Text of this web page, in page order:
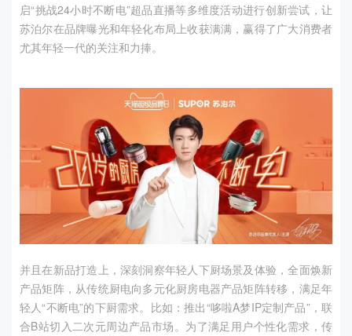
启“挑战24小时不断电”超品直播等多维度活动进行创新尝试，让
苏泊尔在品牌曝光和年轻化布局上收获满满，赢得了广大消费者
尤其年轻一代的关注和力捧。
并且在新品打造上，深刻洞察年轻人下厨场景及体验，全面焕新
产品矩阵，从传统厨电向多元化厨房电器产品矩阵转移，满足年
轻人“不断电”的下厨需求。比如：推出“哆啦A梦IP定制产品”，联
合B站切入二次元周边产品市场。为了满足用户个性化需求，传